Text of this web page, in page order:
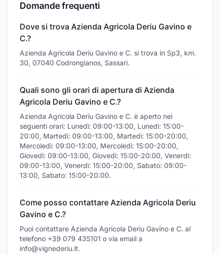
Domande frequenti
Dove si trova Azienda Agricola Deriu Gavino e
C.?
Azienda Agricola Deriu Gavino e C. si trova in Sp3, km.
30, 07040 Codrongianos, Sassari.
Quali sono gli orari di apertura di Azienda
Agricola Deriu Gavino e C.?
Azienda Agricola Deriu Gavino e C. è aperto nei
seguenti orari: Lunedì: 09:00-13:00, Lunedì: 15:00-
20:00, Martedì: 09:00-13:00, Martedì: 15:00-20:00,
Mercoledì: 09:00-13:00, Mercoledì: 15:00-20:00,
Giovedì: 09:00-13:00, Giovedì: 15:00-20:00, Venerdì:
09:00-13:00, Venerdì: 15:00-20:00, Sabato: 09:00-
13:00, Sabato: 15:00-20:00.
Come posso contattare Azienda Agricola Deriu
Gavino e C.?
Puoi contattare Azienda Agricola Deriu Gavino e C. al
telefono +39 079 435101 o via email a
info@vignederiu.it.